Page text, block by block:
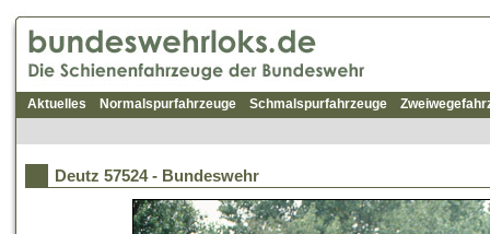
Aktuelles Normalspurfahrzeuge Schmalspurfahrzeuge
Deutz 57524 - Bundeswehr